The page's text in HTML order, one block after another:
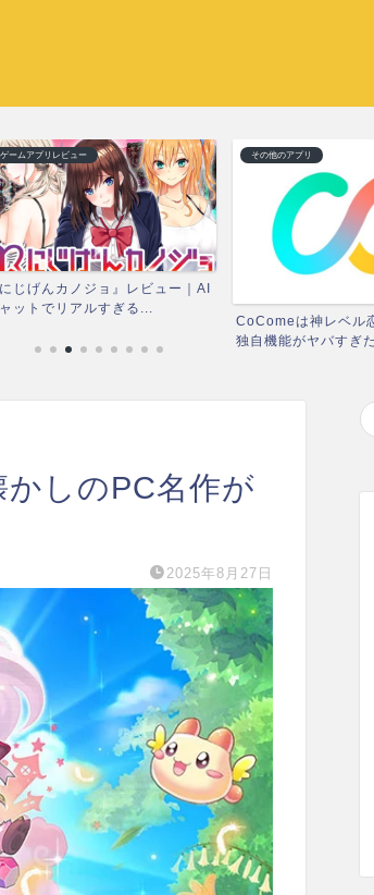
ゲームアプリレビュー
にじげんカノジョ』レビュー｜AI
ットでリアルすぎる...
その他のアプリ
CoComeは神レベル
独自機能がヤバすぎ
かしのPC名作が
2025年8月27日